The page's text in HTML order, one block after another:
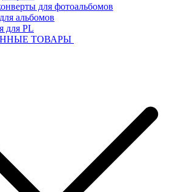
для фотоальбомов
альбомов
для PL
ТОВАРЫ